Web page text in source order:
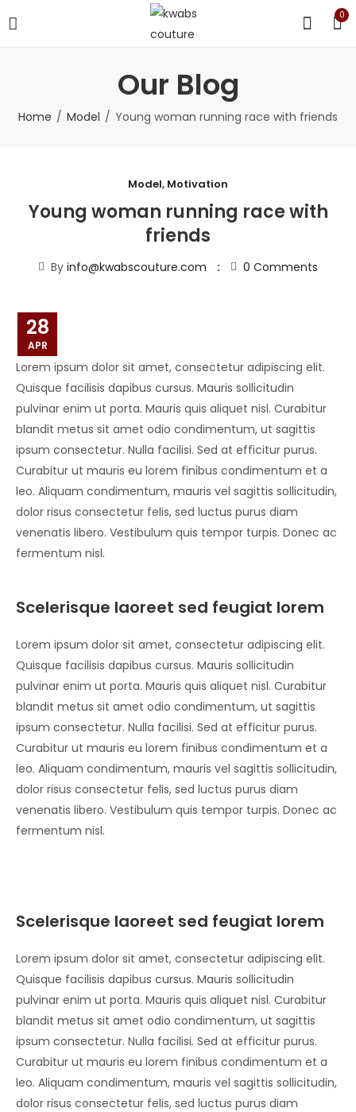
0
Our Blog
Home Model Young woman running race with friends
Model, Motivation
Young woman running race with
friends
By info@kwabscouture.com 0 Comments
28
APR
Lorem ipsum dolor sit amet, consectetur adipiscing elit.
Quisque facilisis dapibus cursus. Mauris sollicitudin
pulvinar enim ut porta. Mauris quis aliquet nisl. Curabitur
blandit metus sit amet odio condimentum, ut sagittis
ipsum consectetur. Nulla facilisi. Sed at efficitur purus.
Curabitur ut mauris eu lorem finibus condimentum et a
leo. Aliquam condimentum, mauris vel sagittis sollicitudin,
dolor risus consectetur felis, sed luctus purus diam
venenatis libero. Vestibulum quis tempor turpis. Donec ac
fermentum nisl.
Scelerisque laoreet sed feugiat lorem
Lorem ipsum dolor sit amet, consectetur adipiscing elit.
Quisque facilisis dapibus cursus. Mauris sollicitudin
pulvinar enim ut porta. Mauris quis aliquet nisl. Curabitur
blandit metus sit amet odio condimentum, ut sagittis
ipsum consectetur. Nulla facilisi. Sed at efficitur purus.
Curabitur ut mauris eu lorem finibus condimentum et a
leo. Aliquam condimentum, mauris vel sagittis sollicitudin,
dolor risus consectetur felis, sed luctus purus diam
venenatis libero. Vestibulum quis tempor turpis. Donec ac
fermentum nisl.
Scelerisque laoreet sed feugiat lorem
Lorem ipsum dolor sit amet, consectetur adipiscing elit.
Quisque facilisis dapibus cursus. Mauris sollicitudin
pulvinar enim ut porta. Mauris quis aliquet nisl. Curabitur
blandit metus sit amet odio condimentum, ut sagittis
ipsum consectetur. Nulla facilisi. Sed at efficitur purus.
Curabitur ut mauris eu lorem finibus condimentum et a
leo. Aliquam condimentum, mauris vel sagittis sollicitudin,
dolor risus consectetur felis, sed luctus purus diam